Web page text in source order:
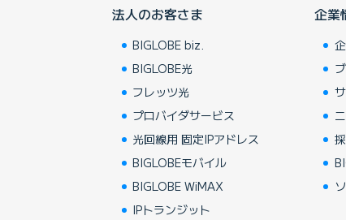
法人のお客さま
BIGLOBE biz.
BIGLOBE光
フレッツ光
プロバイダサービス
光回線用 固定IPアドレス
BIGLOBEモバイル
BIGLOBE WiMAX
IPトランジット
企業